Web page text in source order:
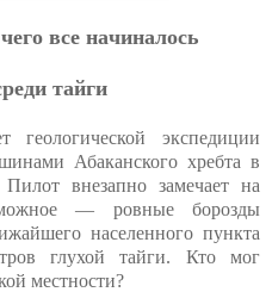
вce нaчинaлocь
тайги
геологической экспедиции
Абаканского хребта в
внезапно замечает на
— ровные борозды
населенного пункта
глухой тайги. Кто мог
местности?